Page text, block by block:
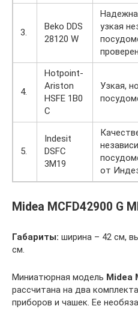
3.
Beko DDS
28120 W
узкая
4.
Hotpoint-
Ariston
HSFE 1B0
C
Узкая,
5.
Indesit
DSFC
3M19
от
Midea MCFD42900 G
Габариты: ширина – 42 см,
см.
Миниатюрная модель Midea
рассчитана на два
приборов и чашек. Ее